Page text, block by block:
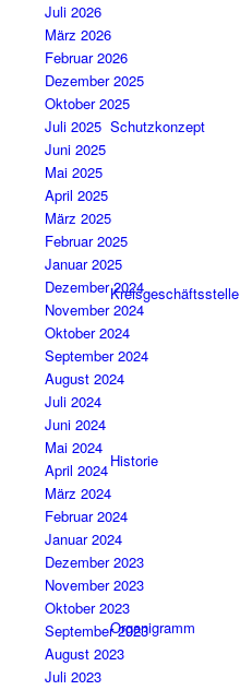
Schutzkonzept
Kreisgeschäftsstelle
Historie
Organigramm
Juli 2026
März 2026
Februar 2026
Dezember 2025
Oktober 2025
Juli 2025
Juni 2025
Mai 2025
April 2025
März 2025
Februar 2025
Januar 2025
Dezember 2024
November 2024
Oktober 2024
September 2024
August 2024
Juli 2024
Juni 2024
Mai 2024
April 2024
März 2024
Februar 2024
Januar 2024
Dezember 2023
November 2023
Oktober 2023
September 2023
August 2023
Juli 2023